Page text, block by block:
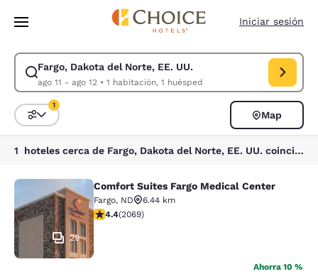
Saltar A Contenido Principal
Iniciar sesión
Fargo, Dakota del Norte, EE. UU.
ago 11 - ago 12• 1 habitación, 1 huésped
Modificar búsqueda para Fargo, Dakota del Norte, EE. UU.. Fecha de
Ordenar y filtrar
1
Map
1 hoteles cerca de Fargo, Dakota del Norte, EE. UU. coinciden con tus filtros
Comfort Suites Fargo Medical
29
Comfort Suites Fargo Medical Center
Fargo, ND
6.44 km
Calificación de 4.43 estrellas. Excelente. 2069
4.4(2069)
Ahorra 10 %